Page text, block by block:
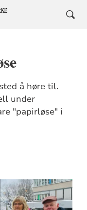
å høre til.
under
"papirløse" i